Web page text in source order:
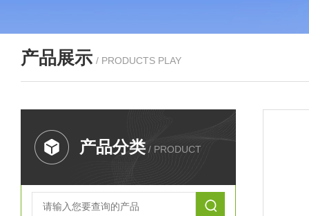
产品展示 / PRODUCTS PLAY
产品分类 / PRODUCT